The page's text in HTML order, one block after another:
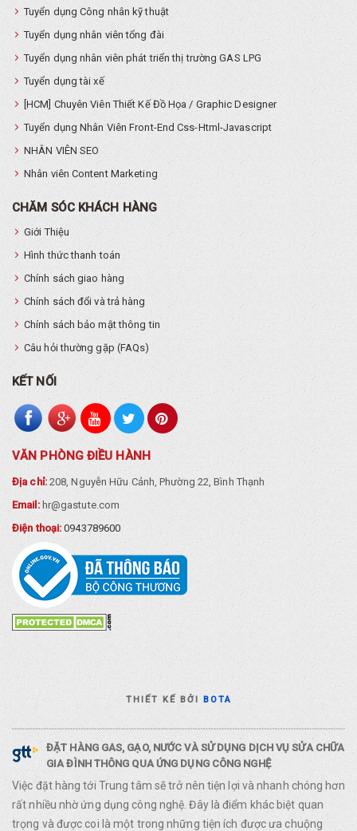
Tuyển dụng Công nhân kỹ thuật
Tuyển dụng nhân viên tổng đài
Tuyển dụng nhân viên phát triển thị trường GAS LPG
Tuyển dụng tài xế
[HCM] Chuyên Viên Thiết Kế Đồ Họa / Graphic Designer
Tuyển dụng Nhân Viên Front-End Css-Html-Javascript
NHÂN VIÊN SEO
Nhân viên Content Marketing
CHĂM SÓC KHÁCH HÀNG
Giới Thiệu
Hình thức thanh toán
Chính sách giao hàng
Chính sách đổi và trả hàng
Chính sách bảo mật thông tin
Câu hỏi thường gặp (FAQs)
KẾT NỐI
VĂN PHÒNG ĐIỀU HÀNH
Địa chỉ:208, Nguyễn Hữu Cảnh, Phường 22, Bình Thạnh
Email: hr@gastute.com
Điện thoại:0943789600
THIẾT KẾ BỞIBOTA
ĐẶT HÀNG GAS, GẠO, NƯỚC VÀ SỬ DỤNG DỊCH VỤ SỬA CHỮA
GIA ĐÌNH THÔNG QUA ỨNG DỤNG CÔNG NGHỆ
Việc đặt hàng tới Trung tâm sẽ trở nên tiện lợi và nhanh chóng hơn
rất nhiều nhờ ứng dụng công nghệ. Đây là điểm khác biệt quan
trọng và được coi là một trong những tiện ích được ưa chuộng